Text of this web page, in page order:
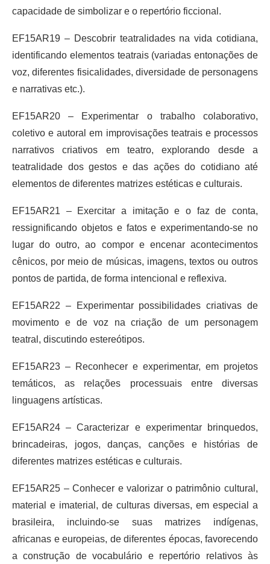
capacidade de simbolizar e o repertório ficcional.
EF15AR19 – Descobrir teatralidades na vida cotidiana,
identificando elementos teatrais (variadas entonações de
voz, diferentes fisicalidades, diversidade de personagens
e narrativas etc.).
EF15AR20 – Experimentar o trabalho colaborativo,
coletivo e autoral em improvisações teatrais e processos
narrativos criativos em teatro, explorando desde a
teatralidade dos gestos e das ações do cotidiano até
elementos de diferentes matrizes estéticas e culturais.
EF15AR21 – Exercitar a imitação e o faz de conta,
ressignificando objetos e fatos e experimentando-se no
lugar do outro, ao compor e encenar acontecimentos
cênicos, por meio de músicas, imagens, textos ou outros
pontos de partida, de forma intencional e reflexiva.
EF15AR22 – Experimentar possibilidades criativas de
movimento e de voz na criação de um personagem
teatral, discutindo estereótipos.
EF15AR23 – Reconhecer e experimentar, em projetos
temáticos, as relações processuais entre diversas
linguagens artísticas.
EF15AR24 – Caracterizar e experimentar brinquedos,
brincadeiras, jogos, danças, canções e histórias de
diferentes matrizes estéticas e culturais.
EF15AR25 – Conhecer e valorizar o patrimônio cultural,
material e imaterial, de culturas diversas, em especial a
brasileira, incluindo-se suas matrizes indígenas,
africanas e europeias, de diferentes épocas, favorecendo
a construção de vocabulário e repertório relativos às